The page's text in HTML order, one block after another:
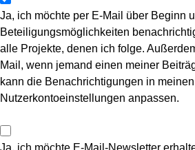
Ja, ich möchte per E-Mail über Beginn
Beteiligungsmöglichkeiten
alle Projekte, denen ich folge.
Mail, wenn jemand einen meiner
kann die Benachrichtigungen in meinen
Nutzerkontoeinstellungen anpassen.
Ja, ich möchte E-Mail-Newsletter